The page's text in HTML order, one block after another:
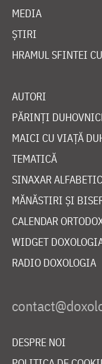
MEDIA
ȘTIRI
HRAMUL SFINTEI
AUTORI
PĂRINȚI
MAICI CU VIAȚĂ
TEMATICĂ
SINAXAR ALFABETIC
MĂNĂSTIRI ȘI
CALENDAR
WIDGET
RADIO DOXOLOGIA
DESPRE NOI